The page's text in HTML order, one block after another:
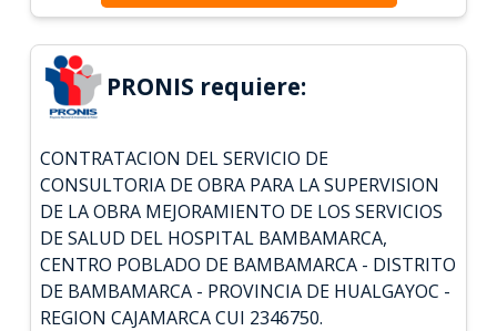
PRONIS requiere:
CONTRATACION DEL SERVICIO DE
CONSULTORIA DE OBRA PARA LA SUPERVISION
DE LA OBRA MEJORAMIENTO DE LOS SERVICIOS
DE SALUD DEL HOSPITAL BAMBAMARCA,
CENTRO POBLADO DE BAMBAMARCA - DISTRITO
DE BAMBAMARCA - PROVINCIA DE HUALGAYOC -
REGION CAJAMARCA CUI 2346750.